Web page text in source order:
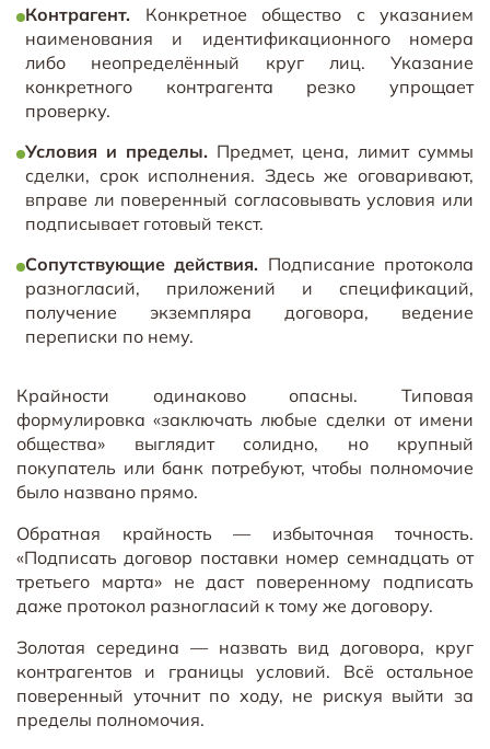
Контрагент. Конкретное общество с указанием
наименования и идентификационного номера
либо неопределённый круг лиц. Указание
конкретного контрагента резко упрощает
проверку.
Условия и пределы.Предмет, цена, лимит суммы
сделки, срок исполнения. Здесь же оговаривают,
вправе ли поверенный согласовывать условия или
подписывает готовый текст.
Сопутствующие действия. Подписание протокола
разногласий, приложений и спецификаций,
получение экземпляра договора, ведение
переписки по нему.
Крайности одинаково опасны. Типовая
формулировка «заключать любые сделки от имени
общества» выглядит солидно, но крупный
покупатель или банк потребуют, чтобы полномочие
было названо прямо.
Обратная крайность — избыточная точность.
«Подписать договор поставки номер семнадцать от
третьего марта» не даст поверенному подписать
даже протокол разногласий к тому же договору.
Золотая середина — назвать вид договора, круг
контрагентов и границы условий. Всё остальное
поверенный уточнит по ходу, не рискуя выйти за
пределы полномочия.